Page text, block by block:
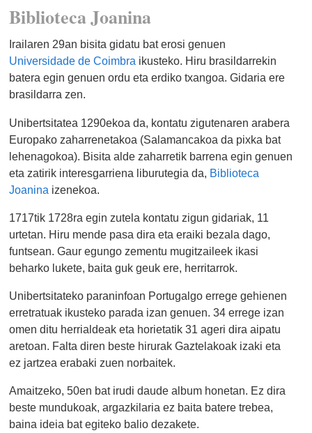
Biblioteca Joanina
Irailaren 29an bisita gidatu bat erosi genuen
Universidade de Coimbra ikusteko. Hiru brasildarrekin
batera egin genuen ordu eta erdiko txangoa. Gidaria ere
brasildarra zen.
Unibertsitatea 1290ekoa da, kontatu zigutenaren arabera
Europako zaharrenetakoa (Salamancakoa da pixka bat
lehenagokoa). Bisita alde zaharretik barrena egin genuen
eta zatirik interesgarriena liburutegia da, Biblioteca
Joanina izenekoa.
1717tik 1728ra egin zutela kontatu zigun gidariak, 11
urtetan. Hiru mende pasa dira eta eraiki bezala dago,
funtsean. Gaur egungo zementu mugitzaileek ikasi
beharko lukete, baita guk geuk ere, herritarrok.
Unibertsitateko paraninfoan Portugalgo errege gehienen
erretratuak ikusteko parada izan genuen. 34 errege izan
omen ditu herrialdeak eta horietatik 31 ageri dira aipatu
aretoan. Falta diren beste hirurak Gaztelakoak izaki eta
ez jartzea erabaki zuen norbaitek.
Amaitzeko, 50en bat irudi daude album honetan. Ez dira
beste mundukoak, argazkilaria ez baita batere trebea,
baina ideia bat egiteko balio dezakete.